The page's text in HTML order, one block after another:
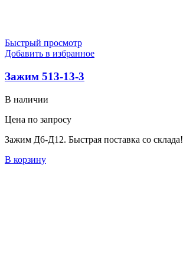
Быстрый просмотр
Добавить в избранное
Зажим 513-13-3
В наличии
Цена по запросу
Зажим Д6-Д12. Быстрая поставка со склада!
В корзину